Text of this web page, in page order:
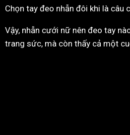
Chọn tay đeo nhẫn đôi khi là
Vậy, nhẫn cưới nữ nên đeo tay
trang sức, mà còn thấy cả một